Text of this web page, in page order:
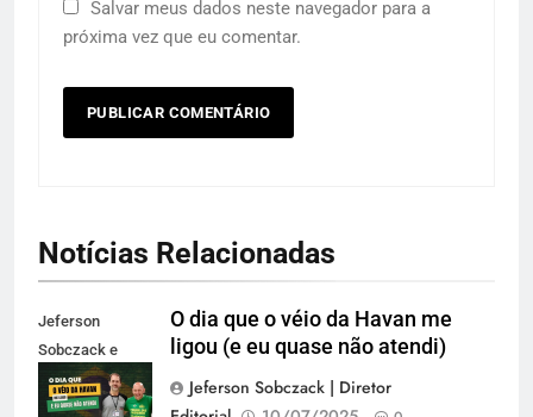
Salvar meus dados neste navegador para a
próxima vez que eu comentar.
Notícias Relacionadas
Jeferson
Sobczack e
Luciano Hang
O dia que o véio da Havan me
ligou (e eu quase não atendi)
Jeferson Sobczack | Diretor